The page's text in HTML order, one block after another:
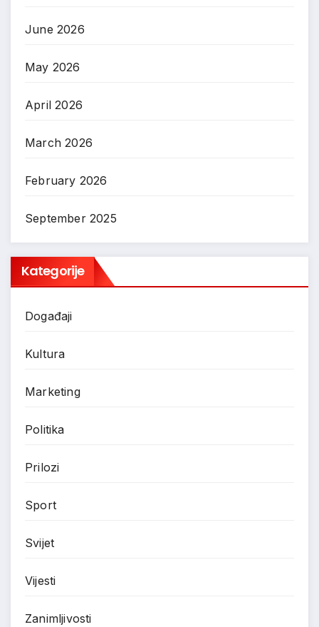
June 2026
May 2026
April 2026
March 2026
February 2026
September 2025
Kategorije
Događaji
Kultura
Marketing
Politika
Prilozi
Sport
Svijet
Vijesti
Zanimljivosti